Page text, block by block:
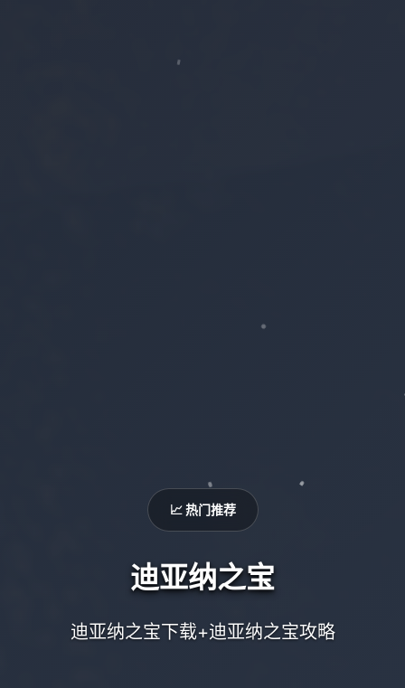
📈 热门推荐
迪亚纳之宝
迪亚纳之宝下载+迪亚纳之宝攻略